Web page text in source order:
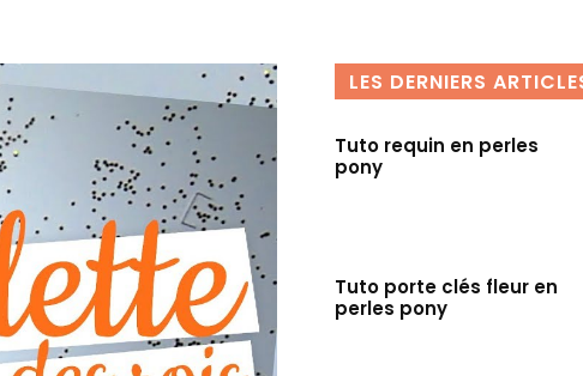
LES DERNIERS
Tuto requin en perles
pony
Tuto porte clés fleur en
perles pony